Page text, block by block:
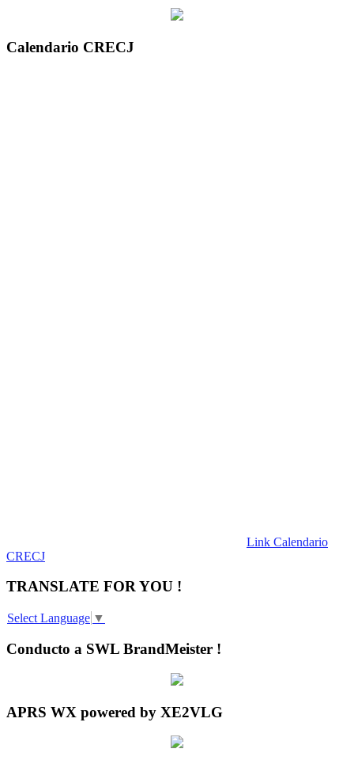
Calendario CRECJ
Link Calendario
CRECJ
TRANSLATE FOR YOU !
Select Language ▼
Conducto a SWL BrandMeister !
APRS WX powered by XE2VLG